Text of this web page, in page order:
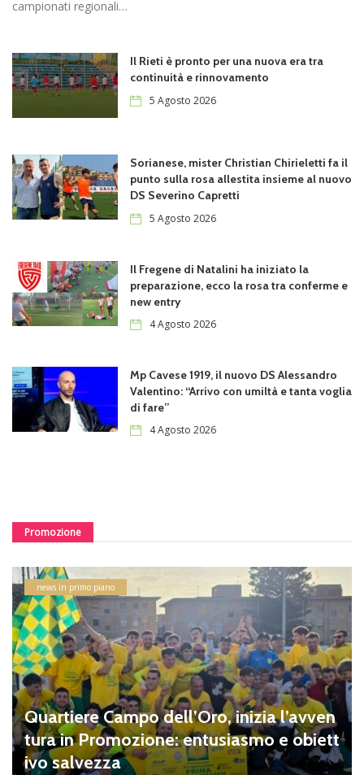
campionati regionali…
Il Rieti è pronto per una nuova era tra
continuità e rinnovamento
5 Agosto 2026
Sorianese, mister Christian Chirieletti fa il
punto sulla rosa allestita insieme al nuovo
DS Severino Capretti
5 Agosto 2026
Il Fregene di Natalini ha iniziato la
preparazione, ecco la rosa tra conferme e
new entry
4 Agosto 2026
Mp Cavese 1919, il nuovo DS Alessandro
Valentino: “Arrivo con umiltà e tanta voglia
di fare”
4 Agosto 2026
Promozione
Quartiere Campo dell’Oro, inizia l’avven
tura in Promozione: entusiasmo e obiett
ivo salvezza
news in primo piano